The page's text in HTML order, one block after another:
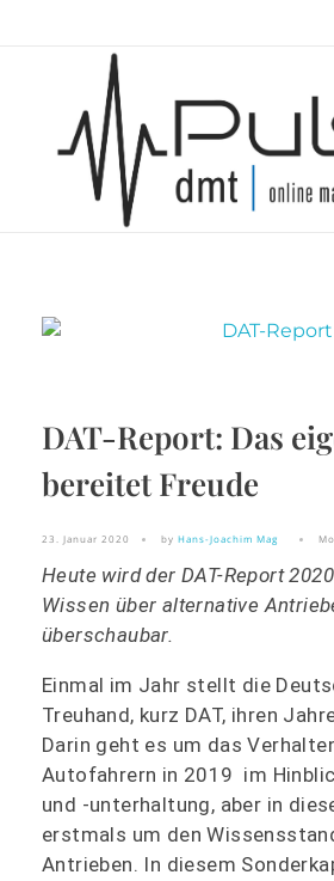
Puls Magazin
Zukunft der Mobilität
DAT-Report: Das
bereitet Freude
23. Januar 2020 by Hans-Joachim Mag
Heute wird der DAT-Report
Wissen über alternative
überschaubar.
Einmal im Jahr stellt die
Treuhand, kurz DAT, ihren
Darin geht es um das
Autofahrern in 2019 im
und -unterhaltung, aber in
erstmals um den
Antrieben. In diesem